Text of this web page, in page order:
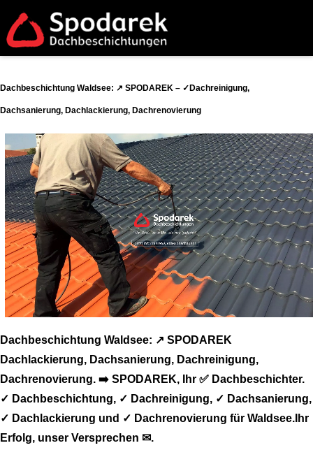
Dachbeschichtung Waldsee: ↗️ SPODAREK – ✓Dachreinigung,
Dachsanierung, Dachlackierung, Dachrenovierung
Dachbeschichtung Waldsee: ↗️ SPODAREK
Dachlackierung, Dachsanierung, Dachreinigung,
Dachrenovierung. ➡️ SPODAREK, Ihr ✅ Dachbeschichter.
✓ Dachbeschichtung, ✓ Dachreinigung, ✓ Dachsanierung,
✓ Dachlackierung und ✓ Dachrenovierung für Waldsee.Ihr
Erfolg, unser Versprechen ✉.